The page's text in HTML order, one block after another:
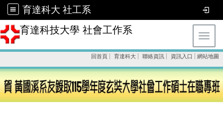
育達科大 社工系
育達科技大學 社會工作系
回首頁 育達科大 聯絡資訊 資訊入口 網站地圖